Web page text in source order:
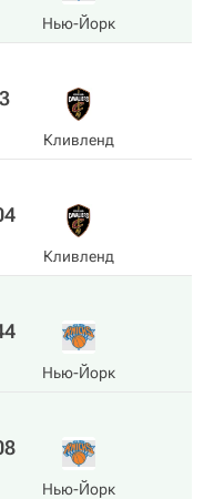
Нью-Йорк
Кливленд
Кливленд
Нью-Йорк
Нью-Йорк